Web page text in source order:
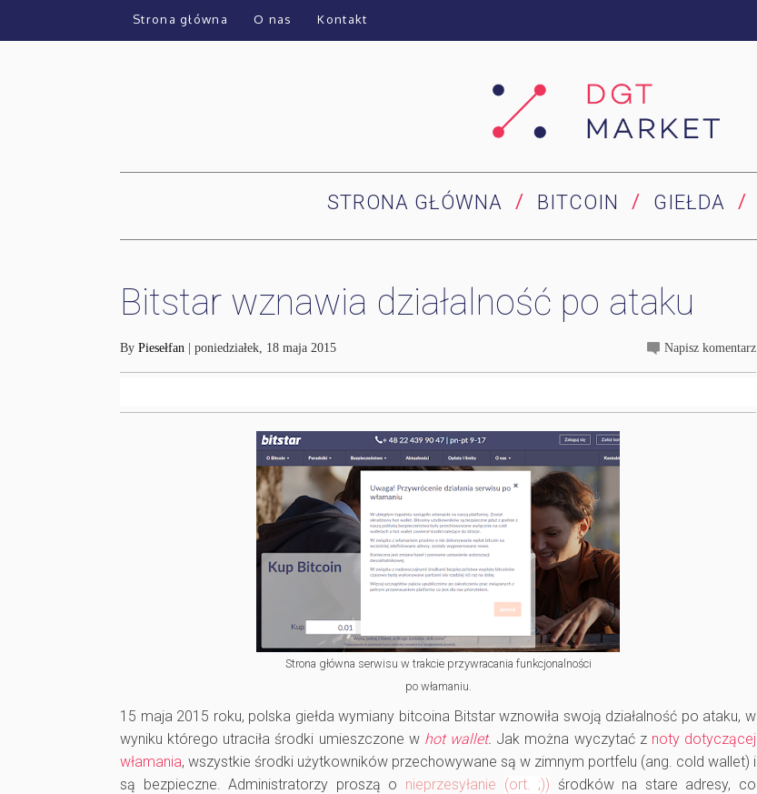
Strona główna O nas Kontakt
STRONA GŁÓWNA BITCOIN GIEŁDA
Bitstar wznawia działalność po ataku
By Piesełfan | poniedziałek, 18 maja 2015 Napisz komentarz
Strona główna serwisu w trakcie przywracania funkcjonalności
po włamaniu.
15 maja 2015 roku, polska giełda wymiany bitcoina Bitstar wznowiła swoją działalność po ataku, w
wyniku którego utraciła środki umieszczone w hot wallet. Jak można wyczytać z noty dotyczącej
włamania, wszystkie środki użytkowników przechowywane są w zimnym portfelu (ang. cold wallet) i
są bezpieczne. Administratorzy proszą o nieprzesyłanie (ort. ;)) środków na stare adresy, co